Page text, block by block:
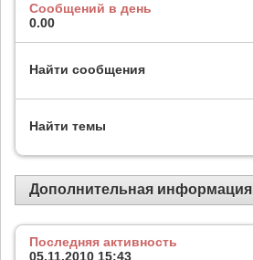
Сообщений в день
0.00
Найти сообщения
Найти темы
Дополнительная информация
Последняя активность
05.11.2010 15:43